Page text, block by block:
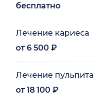
бесплатно
Лечение кариеса
от 6 500 ₽
Лечение пульпита
от 18 100 ₽